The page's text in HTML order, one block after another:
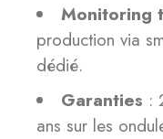
Monitoring
production via
dédié.
Garanties :
ans sur les